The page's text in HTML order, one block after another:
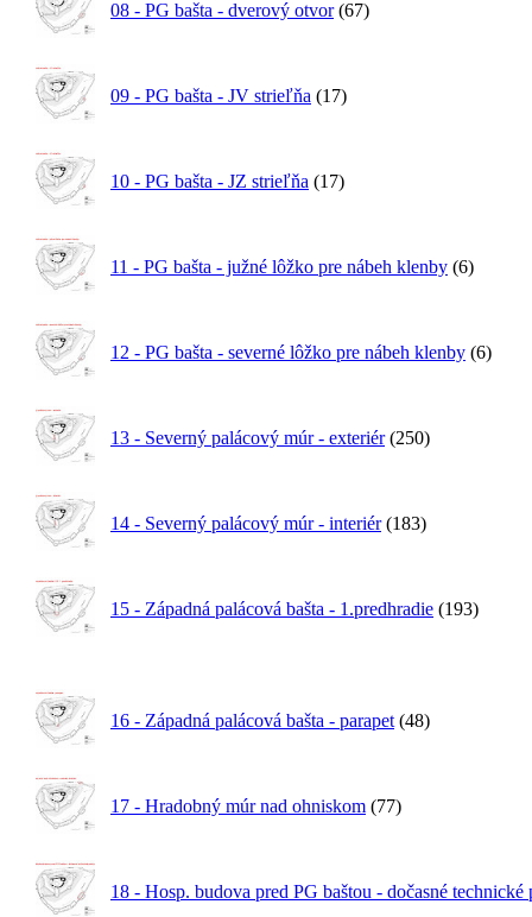
08 - PG bašta - dverový otvor (67)
09 - PG bašta - JV strieľňa (17)
10 - PG bašta - JZ strieľňa (17)
11 - PG bašta - južné lôžko pre nábeh klenby (6)
12 - PG bašta - severné lôžko pre nábeh klenby (6)
13 - Severný palácový múr - exteriér (250)
14 - Severný palácový múr - interiér (183)
15 - Západná palácová bašta - 1.predhradie (193)
16 - Západná palácová bašta - parapet (48)
17 - Hradobný múr nad ohniskom (77)
18 - Hosp. budova pred PG baštou - dočasné technické